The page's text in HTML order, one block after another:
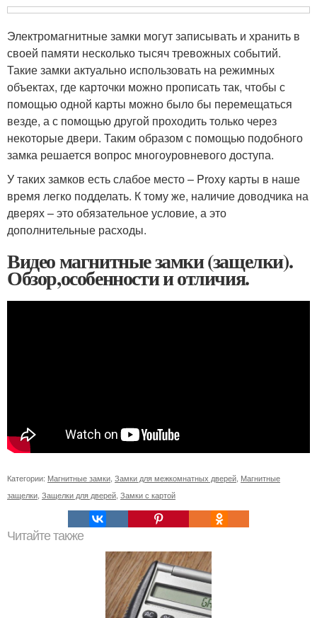
Электромагнитные замки могут записывать и хранить в
своей памяти несколько тысяч тревожных событий.
Такие замки актуально использовать на режимных
объектах, где карточки можно прописать так, чтобы с
помощью одной карты можно было бы перемещаться
везде, а с помощью другой проходить только через
некоторые двери. Таким образом с помощью подобного
замка решается вопрос многоуровневого доступа.
У таких замков есть слабое место – Proxy карты в наше
время легко подделать. К тому же, наличие доводчика на
дверях – это обязательное условие, а это
дополнительные расходы.
Видео магнитные замки (защелки).
Обзор,особенности и отличия.
Категории: Магнитные замки, Замки для межкомнатных дверей, Магнитные
защелки, Защелки для дверей, Замки с картой
Читайте также